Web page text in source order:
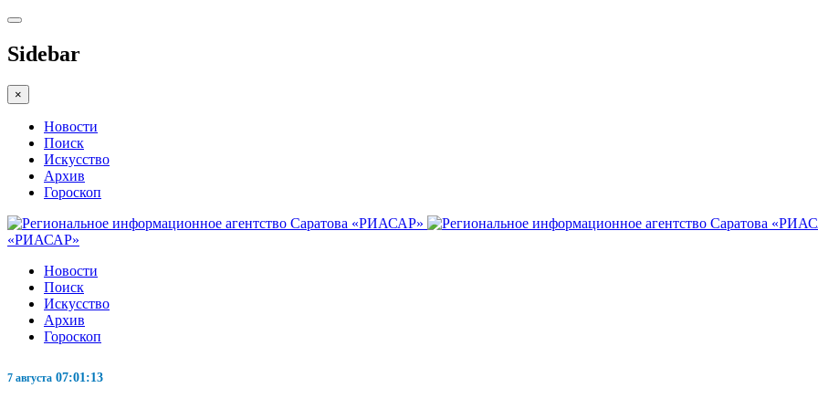
Sidebar
×
Новости
Поиск
Искусство
Архив
Гороскоп
«РИАСАР»
Новости
Поиск
Искусство
Архив
Гороскоп
7 августа 07:01:14